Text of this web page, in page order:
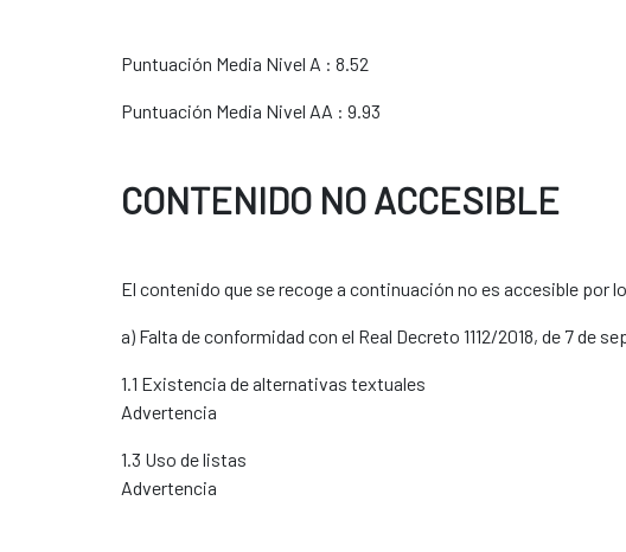
Puntuación Media Nivel A : 8.52
Puntuación Media Nivel AA : 9.93
CONTENIDO NO ACCESIBLE
El contenido que se recoge a continuación no es accesible por
a) Falta de conformidad con el Real Decreto 1112/2018, de 7 de
1.1 Existencia de alternativas textuales
Advertencia
1.3 Uso de listas
Advertencia